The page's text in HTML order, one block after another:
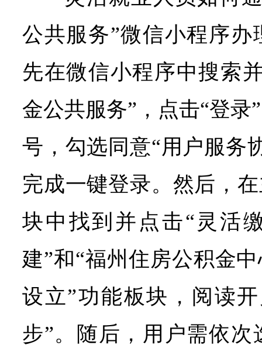
公共服务”微信小程序
先在微信小程序中搜索
金公共服务”，点击“登录
号，勾选同意“用户服务
完成一键登录。然后，
块中找到并点击“灵活
建”和“福州住房公积金
设立”功能板块，阅读
步”。随后，用户需依